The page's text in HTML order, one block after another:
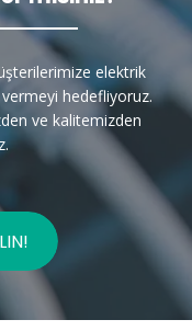
elektrik
hedefliyoruz.
ve kalitemizden